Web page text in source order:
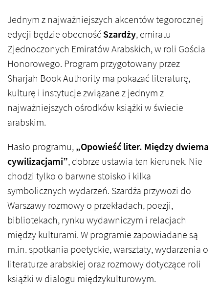
Jednym z najważniejszych akcentów tegorocznej
edycji będzie obecnośćSzardży, emiratu
Zjednoczonych Emiratów Arabskich, w roli Gościa
Honorowego. Program przygotowany przez
Sharjah Book Authority ma pokazać literaturę,
kulturę i instytucje związane z jednym z
najważniejszych ośrodków książki w świecie
arabskim.
Hasło programu,„Opowieść liter. Między dwiema
cywilizacjami”, dobrze ustawia ten kierunek. Nie
chodzi tylko o barwne stoisko i kilka
symbolicznych wydarzeń. Szardża przywozi do
Warszawy rozmowy o przekładach, poezji,
bibliotekach, rynku wydawniczym i relacjach
między kulturami. W programie zapowiadane są
m.in. spotkania poetyckie, warsztaty, wydarzenia o
literaturze arabskiej oraz rozmowy dotyczące roli
książki w dialogu międzykulturowym.